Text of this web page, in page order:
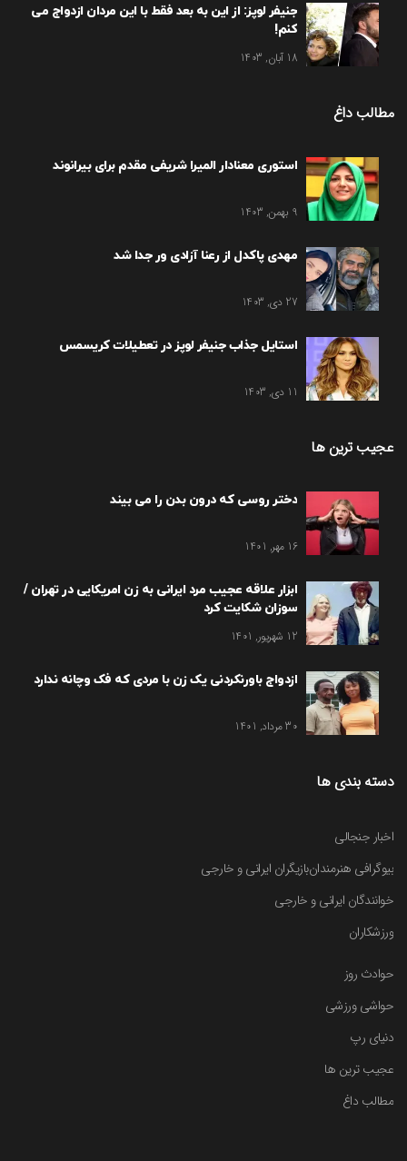
جنیفر لوپز: از این به بعد فقط با این مردان ازدواج می
کنم!
18 آبان, 1403
مطالب داغ
استوری معنادار المیرا شریفی مقدم برای بیرانوند
9 بهمن, 1403
مهدی پاکدل از رعنا آزادی ور جدا شد
27 دی, 1403
استایل جذاب جنیفر لوپز در تعطیلات کریسمس
11 دی, 1403
عجیب ترین ها
دختر روسی که درون بدن را می بیند
16 مهر, 1401
ابزار علاقه عجیب مرد ایرانی به زن امریکایی در تهران /
سوزان شکایت کرد
12 شهریور, 1401
ازدواج باورنکردنی یک زن با مردی که فک وچانه ندارد
30 مرداد, 1401
دسته بندی ها
اخبار جنجالی
بیوگرافی هنرمندانبازیگران ایرانی و خارجی
خوانندگان ایرانی و خارجی
ورزشکاران
حوادث روز
حواشی ورزشی
دنیای رپ
عجیب ترین ها
مطالب داغ